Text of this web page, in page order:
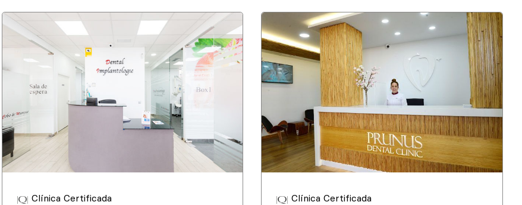
Clínica Certificada Clínica Certificada